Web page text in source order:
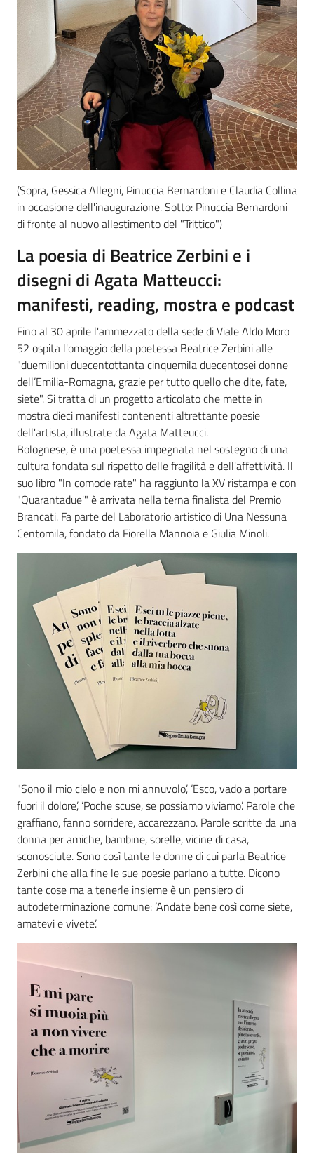
(Sopra, Gessica Allegni, Pinuccia Bernardoni e Claudia Collina
in occasione dell'inaugurazione. Sotto: Pinuccia Bernardoni
di fronte al nuovo allestimento del "Trittico")
La poesia di Beatrice Zerbini e i
disegni di Agata Matteucci:
manifesti, reading, mostra e podcast
Fino al 30 aprile l'ammezzato della sede di Viale Aldo Moro
52 ospita l'omaggio della poetessa Beatrice Zerbini alle
"duemilioni duecentottanta cinquemila duecentosei donne
dell’Emilia-Romagna, grazie per tutto quello che dite, fate,
siete". Si tratta di un progetto articolato che mette in
mostra dieci manifesti contenenti altrettante poesie
dell'artista, illustrate da Agata Matteucci.
Bolognese, è una poetessa impegnata nel sostegno di una
cultura fondata sul rispetto delle fragilità e dell'affettività. Il
suo libro "In comode rate" ha raggiunto la XV ristampa e con
"Quarantadue'" è arrivata nella terna finalista del Premio
Brancati. Fa parte del Laboratorio artistico di Una Nessuna
Centomila, fondato da Fiorella Mannoia e Giulia Minoli.
"Sono il mio cielo e non mi annuvolo’, ‘Esco, vado a portare
fuori il dolore’, ‘Poche scuse, se possiamo viviamo’. Parole che
graffiano, fanno sorridere, accarezzano. Parole scritte da una
donna per amiche, bambine, sorelle, vicine di casa,
sconosciute. Sono così tante le donne di cui parla Beatrice
Zerbini che alla fine le sue poesie parlano a tutte. Dicono
tante cose ma a tenerle insieme è un pensiero di
autodeterminazione comune: ‘Andate bene così come siete,
amatevi e vivete’.